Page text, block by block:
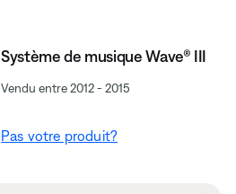
Système de musique Wave® III
Vendu entre 2012 - 2015
Pas votre produit?